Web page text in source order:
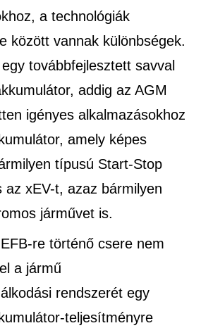
a technológiák
között vannak különbségek.
továbbfejlesztett savval
addig az AGM
igényes alkalmazásokhoz
amely képes
típusú Start-Stop
az xEV-t, azaz bármilyen
járművet is.
re történő csere nem
a jármű
rendszerét egy
teljesítményre